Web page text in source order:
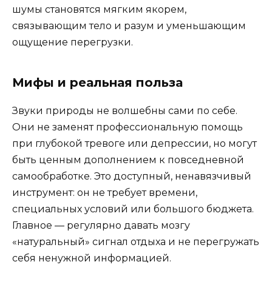
шумы становятся мягким якорем,
связывающим тело и разум и уменьшающим
ощущение перегрузки.
Мифы и реальная польза
Звуки природы не волшебны сами по себе.
Они не заменят профессиональную помощь
при глубокой тревоге или депрессии, но могут
быть ценным дополнением к повседневной
самообработке. Это доступный, ненавязчивый
инструмент: он не требует времени,
специальных условий или большого бюджета.
Главное — регулярно давать мозгу
«натуральный» сигнал отдыха и не перегружать
себя ненужной информацией.